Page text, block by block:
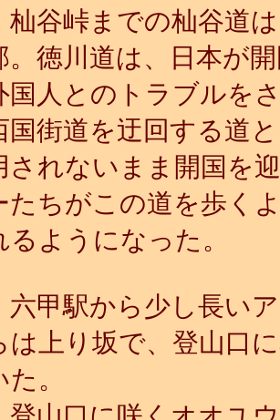
谷峠までの杣谷道
。徳川道は、日本が
国人とのトラブルを
国街道を迂回する道
されないまま開国を
たちがこの道を歩く
るようになった。
甲駅から少し長い
は上り坂で、登山口
た。